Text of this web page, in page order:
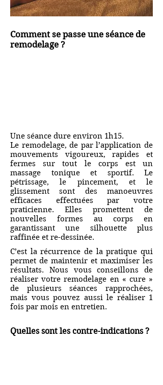
Comment se passe une séance de
remodelage ?
Une séance dure environ 1h15.
Le remodelage, de par l’application de
mouvements vigoureux, rapides et
fermes sur tout le corps est un
massage tonique et sportif. Le
pétrissage, le pincement, et le
glissement sont des manoeuvres
efficaces effectuées par votre
praticienne. Elles promettent de
nouvelles formes au corps en
garantissant une silhouette plus
raffinée et re-dessinée.
C’est la récurrence de la pratique qui
permet de maintenir et maximiser les
résultats. Nous vous conseillons de
réaliser votre remodelage en « cure »
de plusieurs séances rapprochées,
mais vous pouvez aussi le réaliser 1
fois par mois en entretien.
Quelles sont les contre-indications ?